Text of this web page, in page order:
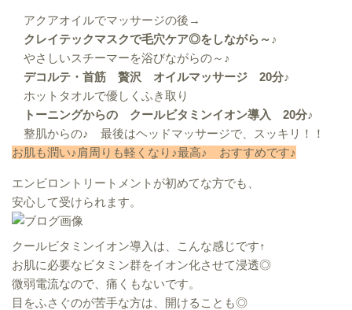
アクアオイルでマッサージの後→
クレイテックマスクで毛穴ケア◎をしながら～♪
やさしいスチーマーを浴びながらの～♪
デコルテ・首筋 贅沢 オイルマッサージ 20分♪
ホットタオルで優しくふき取り
トーニングからの クールビタミンイオン導入 20分♪
整肌からの♪ 最後はヘッドマッサージで、スッキリ！！
お肌も潤い♪肩周りも軽くなり♪最高♪ おすすめです♪
エンビロントリートメントが初めてな方でも、
安心して受けられます。
クールビタミンイオン導入は、こんな感じです↑
お肌に必要なビタミン群をイオン化させて浸透◎
微弱電流なので、痛くもないです。
目をふさぐのが苦手な方は、開けることも◎